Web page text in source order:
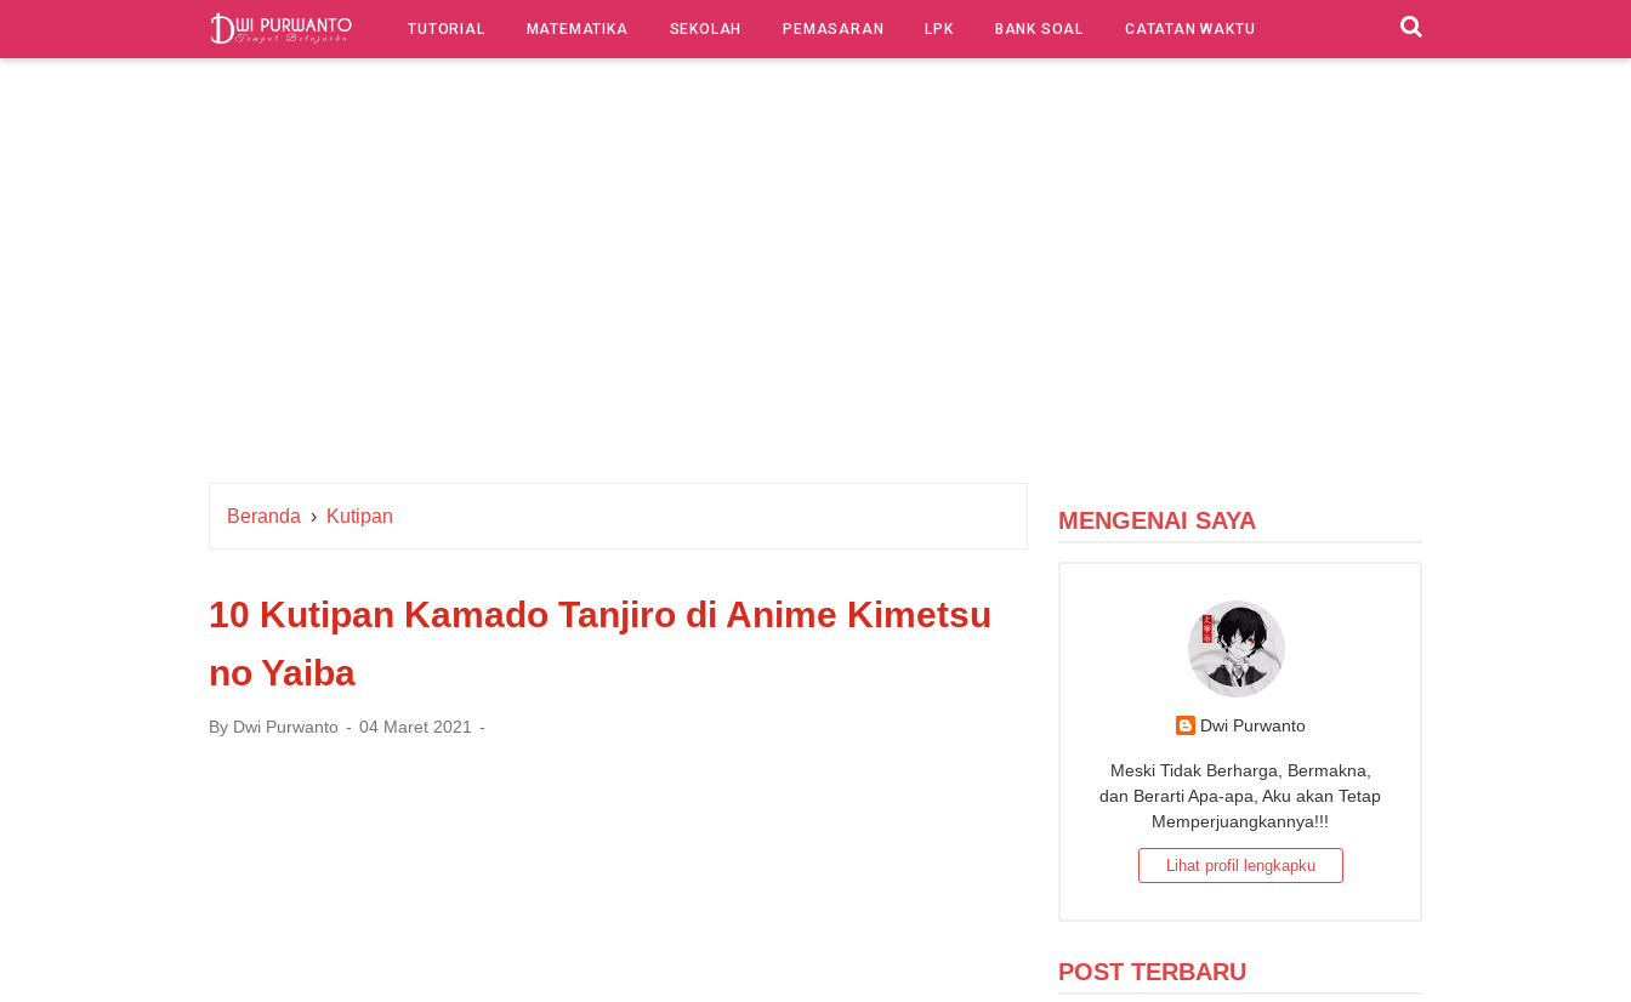
TUTORIAL MATEMATIKA SEKOLAH PEMASARAN LPK BANK SOAL CATATAN WAKTU
Beranda › Kutipan
10 Kutipan Kamado Tanjiro di Anime Kimetsu
no Yaiba
By Dwi Purwanto 04 Maret 2021
MENGENAI SAYA
Dwi Purwanto
Meski Tidak Berharga, Bermakna,
dan Berarti Apa-apa, Aku akan Tetap
Memperjuangkannya!!!
Lihat profil lengkapku
POST TERBARU